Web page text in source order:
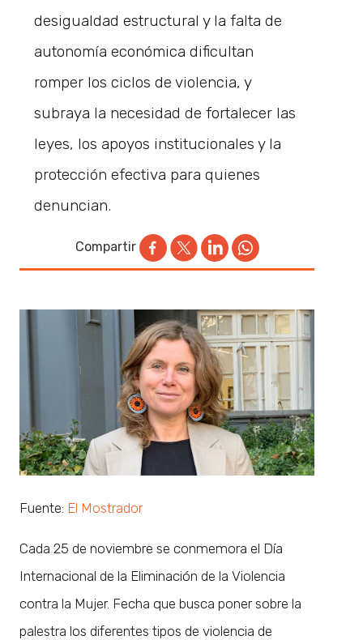
desigualdad estructural y la falta de
autonomía económica dificultan
romper los ciclos de violencia, y
subraya la necesidad de fortalecer las
leyes, los apoyos institucionales y la
protección efectiva para quienes
denuncian.
Compartir
Fuente: El Mostrador
Cada 25 de noviembre se conmemora el Día
Internacional de la Eliminación de la Violencia
contra la Mujer. Fecha que busca poner sobre la
palestra los diferentes tipos de violencia de